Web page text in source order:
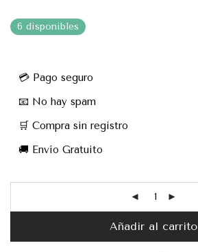
6 disponibles
💳 Pago seguro
📧 No hay spam
🛒 Compra sin registro
🚚 Envío Gratuito
Añadir al carrito